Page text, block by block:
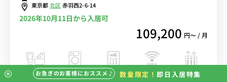
東京都北区赤羽西2-6-14
2026年10月11日から入居可
109,200 円〜 / 月
バストイレ別 室内洗濯機 オートロック
インターネット
無料
エレベーター
お急ぎのお客様におススメ♪ 数量限定！ 即日入居特集